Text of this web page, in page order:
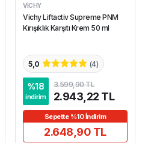
VICHY
Vichy Liftactiv Supreme PNM
Kırışıklık Karşıtı Krem 50 ml
5,0 (4)
%18
indirim
3.599,90 TL
2.943,22 TL
Sepette %10 İndirim
2.648,90 TL